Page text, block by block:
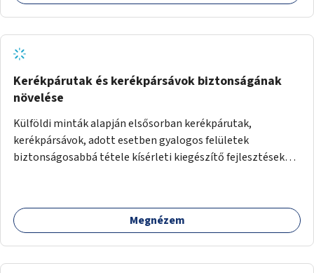
Kerékpárutak és kerékpársávok biztonságának
növelése
Külföldi minták alapján elsősorban kerékpárutak,
kerékpársávok, adott esetben gyalogos felületek
biztonságosabbá tétele kísérleti kiegészítő fejlesztésekkel
Megnézem